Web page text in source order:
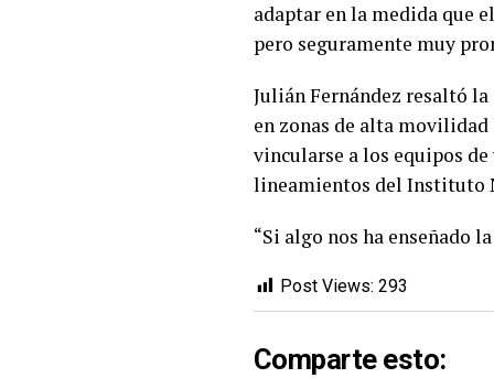
adaptar en la medida que
pero seguramente muy
Julián Fernández resaltó
en zonas de alta
vincularse a los equipos
lineamientos del Instituto
“Si algo nos ha enseñado
Post Views: 293
Comparte esto: